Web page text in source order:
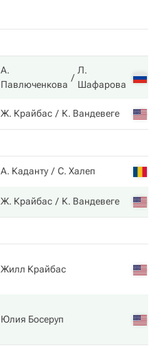
А.
Павлюченкова
Л.
Шафарова
Ж. Крайбас К. Вандевеге
А. Каданту С. Халеп
Ж. Крайбас К. Вандевеге
Жилл Крайбас
Юлия Босеруп